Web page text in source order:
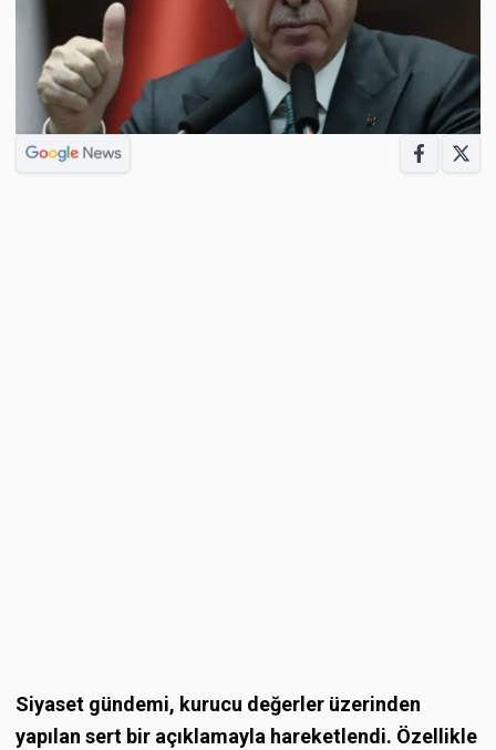
Siyaset gündemi, kurucu değerler üzerinden
yapılan sert bir açıklamayla hareketlendi. Özellikle